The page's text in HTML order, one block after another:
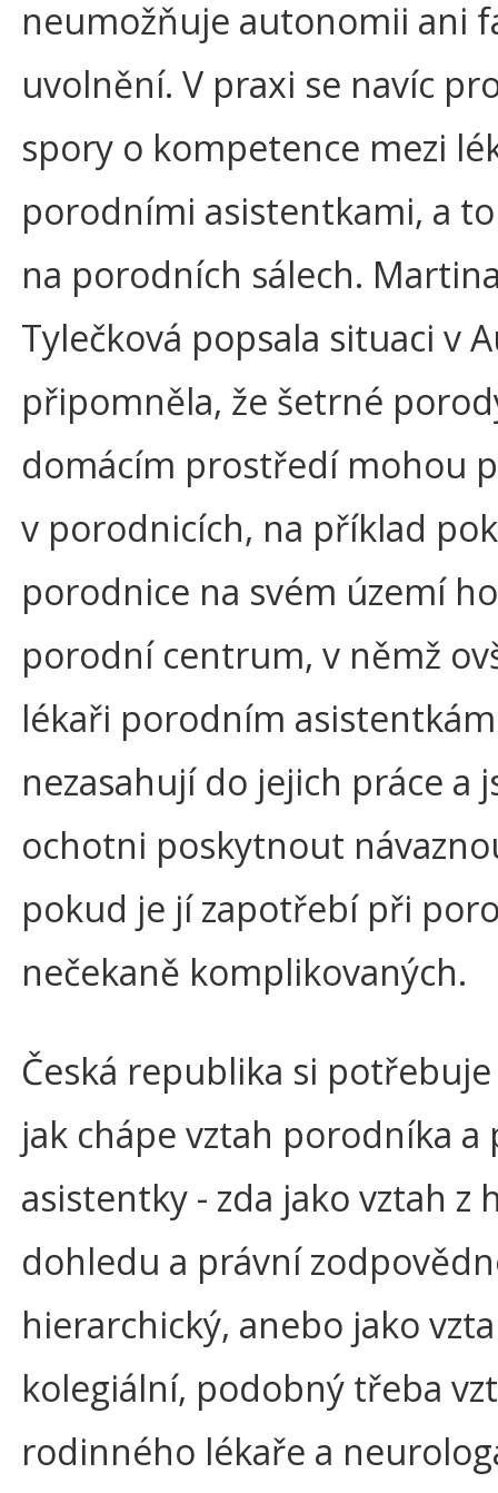
neumožňuje autonomii ani
uvolnění. V praxi se navíc
spory o kompetence mezi
porodními asistentkami, a
na porodních sálech.
Tylečková popsala situaci v
připomněla, že šetrné
domácím prostředí mohou
v porodnicích, na příklad
porodnice na svém území
porodní centrum, v němž
lékaři porodním asistentkám
nezasahují do jejich práce a
ochotni poskytnout
pokud je jí zapotřebí při
nečekaně komplikovaných.
Česká republika si
jak chápe vztah porodníka
asistentky - zda jako vztah z
dohledu a právní
hierarchický, anebo jako
kolegiální, podobný třeba
rodinného lékaře a